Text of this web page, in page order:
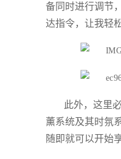
备同时进行调节
达指令，让我轻
此外，这里
薰系统及其时氛
随即就可以开始